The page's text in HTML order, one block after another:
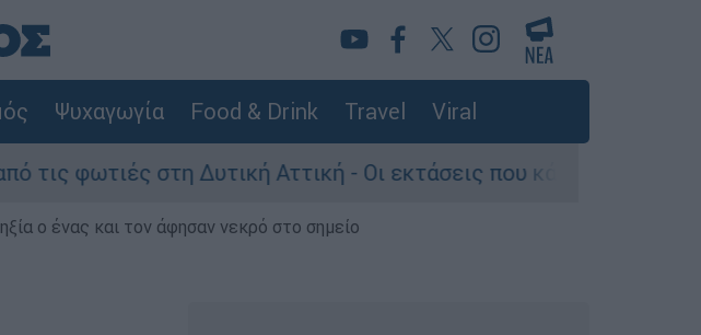
Ψυχαγωγία Food & Drink Travel Viral
στη Δυτική Αττική - Οι εκτάσεις που κάηκαν και η επόμενη
ο ένας και τον άφησαν νεκρό στο σημείο